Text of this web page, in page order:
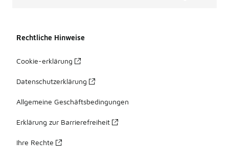
Rechtliche Hinweise
Cookie-erklärung
Datenschutzerklärung
Allgemeine Geschäftsbedingungen
Erklärung zur Barrierefreiheit
Ihre Rechte